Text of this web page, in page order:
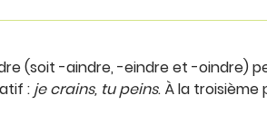
(soit -aindre, -eindre et -oindre)
: je crains, tu peins. À la troisième